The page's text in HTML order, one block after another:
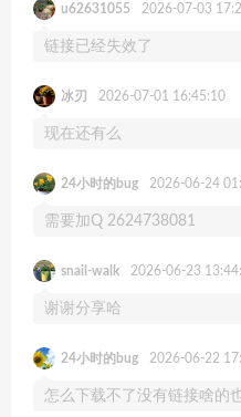
u62631055 2026-07-03
链接已经失效了
冰刃 2026-07-01 16:45:10
现在还有么
24小时的bug 2026-06-24
需要加Q 2624738081
snail-walk 2026-06-23
谢谢分享哈
24小时的bug 2026-06-22
怎么下载不了没有链接啥的